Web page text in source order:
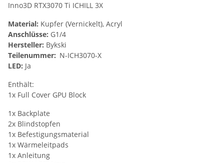
Inno3D RTX3070 Ti ICHILL 3X
Material: Kupfer (Vernickelt), Acryl
Anschlüsse: G1/4
Hersteller: Bykski
Teilenummer: N-ICH3070-X
LED: Ja
Enthält:
1x Full Cover GPU Block
1x Backplate
2x Blindstopfen
1x Befestigungsmaterial
1x Wärmeleitpads
1x Anleitung